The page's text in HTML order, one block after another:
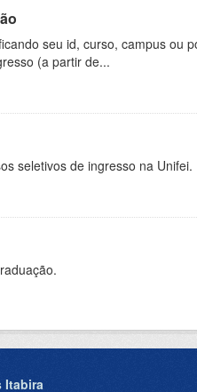
seu id, curso, campus ou
(a partir de...
seletivos de ingresso na Unifei.
Itabira